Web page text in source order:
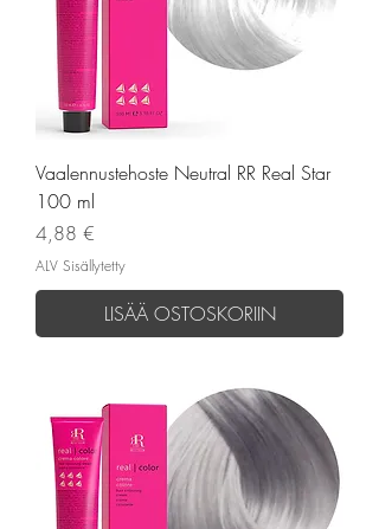
Vaalennustehoste Neutral RR Real Star
100 ml
Hinta
4,88 €
ALV Sisällytetty
LISÄÄ OSTOSKORIIN